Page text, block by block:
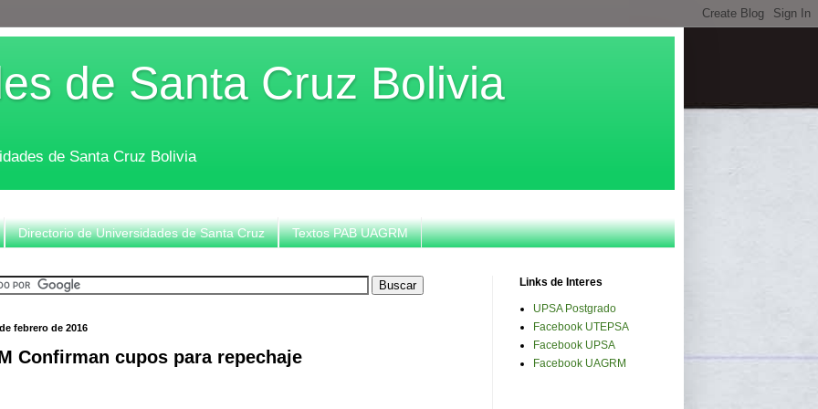
de Santa Cruz Bolivia
de Santa Cruz Bolivia
Directorio de Universidades de Santa Cruz Textos PAB UAGRM
febrero de 2016
Confirman cupos para repechaje
Links de Interes
UPSA Postgrado
Facebook UTEPSA
Facebook UPSA
Facebook UAGRM